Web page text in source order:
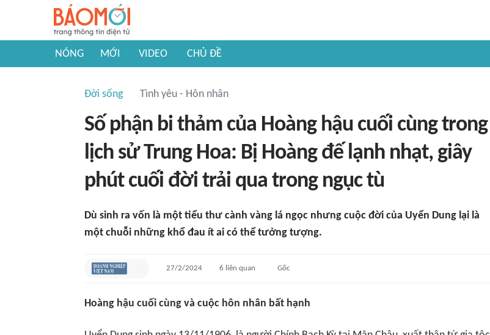
NÓNG MỚI VIDEO CHỦ ĐỀ
Đời sống Tình yêu - Hôn nhân
Số phận bi thảm của Hoàng hậu cuối cùng trong
lịch sử Trung Hoa: Bị Hoàng đế lạnh nhạt, giây
phút cuối đời trải qua trong ngục tù
Dù sinh ra vốn là một tiểu thư cành vàng lá ngọc nhưng cuộc đời của Uyển Dung lại là
một chuỗi những khổ đau ít ai có thể tưởng tượng.
27/2/2024 6 liên quan Gốc
Hoàng hậu cuối cùng và cuộc hôn nhân bất hạnh